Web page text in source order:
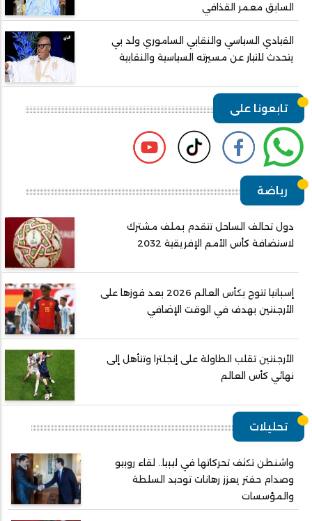
السابق معمر القذافي
القيادي السياسي والنقابي الساموري ولد بي
يتحدث للتيار عن مسيرته السياسية والنقابية
تابعونا على
رياضة
دول تحالف الساحل تتقدم بملف مشترك
لاستضافة كأس الأمم الإفريقية 2032
إسبانيا تتوج بكأس العالم 2026 بعد فوزها على
الأرجنتين بهدف في الوقت الإضافي
الأرجنتين تقلب الطاولة على إنجلترا وتتأهل إلى
نهائي كأس العالم
تحليلات
واشنطن تكثف تحركاتها في ليبيا.. لقاء روبيو
وصدام حفتر يعزز رهانات توحيد السلطة
والمؤسسات